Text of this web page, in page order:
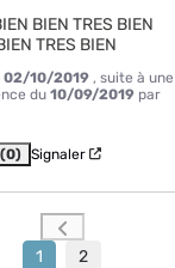
BIEN TRES BIEN
TRES BIEN
02/10/2019 , suite à une
du 10/09/2019 par
(0) Signaler
1 2